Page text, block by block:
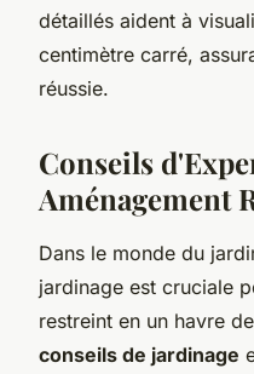
détaillés aident à
centimètre carré,
réussie.
Conseils
Aménagement
Dans le monde du
jardinage est cruciale
restreint en un havre
conseils de jardinage